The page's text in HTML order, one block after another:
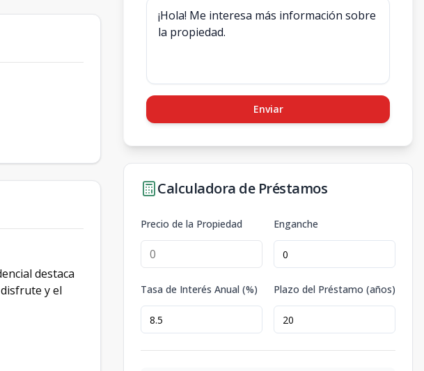
destaca
y el
Enviar
Calculadora de Préstamos
Precio de la Propiedad Enganche
Tasa de Interés Anual (%) Plazo del Préstamo (años)